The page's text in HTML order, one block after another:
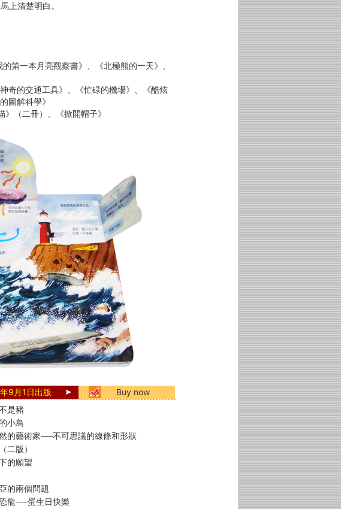
上清楚明白。
第一本月亮觀察書》、《北極熊的一天》、
奇的交通工具》、《忙碌的機場》、《酷炫
圖解科學》
（二冊）、《掀開帽子》
9月1日出版 Buy now
是豬
小鳥
的藝術家──不可思議的線條和形狀
二版）
的願望
的兩個問題
龍──蛋生日快樂